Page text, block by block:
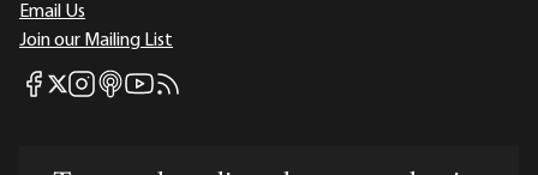
Email Us
Join our Mailing List
Mises Facebook
Mises X
Mises Instagram
Mises itunes
Mises Youtube
Mises RSS feed